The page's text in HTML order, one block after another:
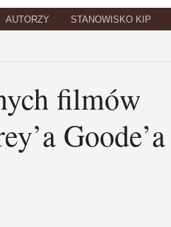
AUTORZY STANOWISKO KIP
filmów
Goode’a